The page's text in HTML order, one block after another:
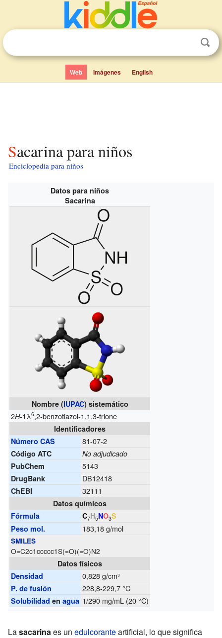
Web Imágenes English
Sacarina para niños
Enciclopedia para niños
Datos para niños
Sacarina
Nombre (IUPAC) sistemático
2H-1λ6,2-benzotiazol-1,1,3-trione
Identificadores
Número CAS
81-07-2
Código ATC
No adjudicado
PubChem
5143
DrugBank DB12418
ChEBI 32111
Datos químicos
Fórmula
C7H5NO3S
Peso mol.
183,18 g/mol
SMILES
O=C2c1ccccc1S(=O)(=O)N2
Datos físicos
Densidad
0,828 g/cm³
P. de fusión 228,8-229,7 °C
Solubilidad enagua 1/290 mg/mL (20 °C)
Lasacarinaes un edulcoranteartificial, lo que significa